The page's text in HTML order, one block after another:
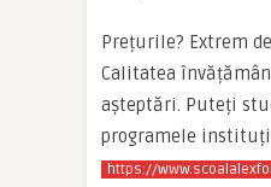
Prețurile? Extrem
Calitatea
așteptări. Puteți
programele
https://